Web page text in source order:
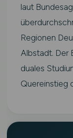
laut
Regionen
Albstadt. Der
duales
Quereinstieg